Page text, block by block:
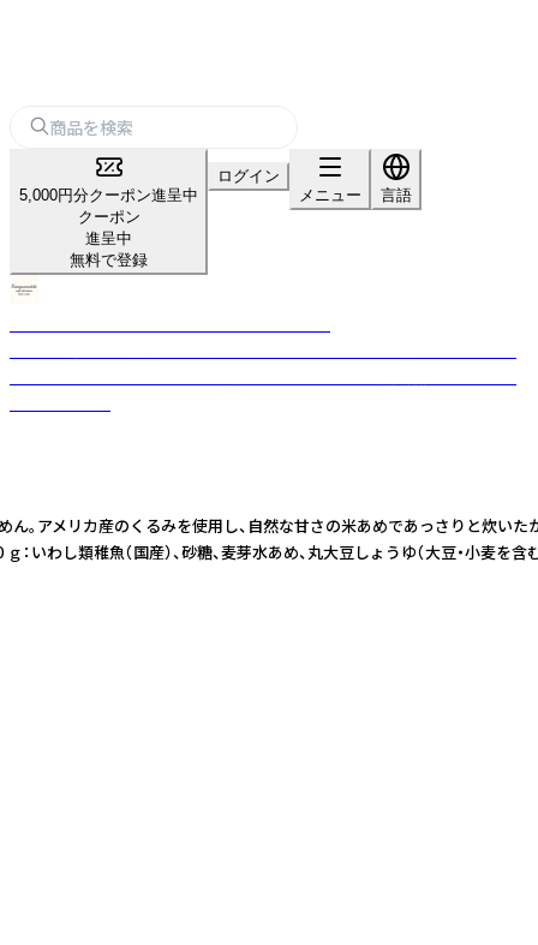
5,000円分クーポン進呈中
クーポン
進呈中
無料で登録
ログイン
メニュー
言語
。アメリカ産のくるみを使用し、自然な甘さの米あめであっさ
稚魚（国産）、砂糖、麦芽水あめ、丸大豆しょうゆ（大豆・小麦を含